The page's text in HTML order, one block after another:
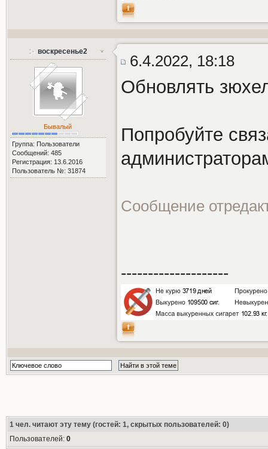
воскресенье2
Бывалый
Группа: Пользователи
Сообщений: 485
Регистрация: 13.6.2016
Пользователь №: 31874
6.4.2022, 18:18
Обновлять
Попробуйте
Сообщение
--------------------
1чел. читают эту тему (гостей: 1, скрытых пользователей: 0)
Пользователей: 0